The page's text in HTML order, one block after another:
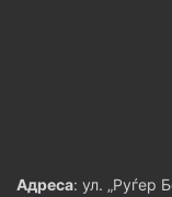
Адреса: ул. „Руѓер